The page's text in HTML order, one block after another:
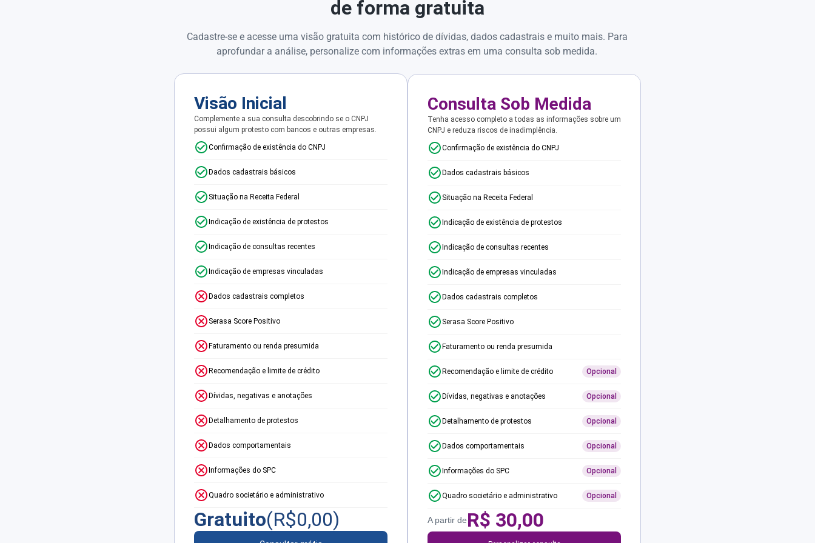
de forma gratuita
Cadastre-se e acesse uma visão gratuita com histórico de dívidas, dados cadastrais e muito mais. Para
aprofundar a análise, personalize com informações extras em uma consulta sob medida.
Visão Inicial
Complemente a sua consulta descobrindo se o CNPJ
possui algum protesto com bancos e outras empresas.
Confirmação de existência do CNPJ
Dados cadastrais básicos
Situação na Receita Federal
Indicação de existência de protestos
Indicação de consultas recentes
Indicação de empresas vinculadas
Dados cadastrais completos
Serasa Score Positivo
Faturamento ou renda presumida
Recomendação e limite de crédito
Dívidas, negativas e anotações
Detalhamento de protestos
Dados comportamentais
Informações do SPC
Quadro societário e administrativo
Gratuito(R$0,00)
Consulta Sob Medida
Tenha acesso completo a todas as informações sobre um
CNPJ e reduza riscos de inadimplência.
Confirmação de existência do CNPJ
Dados cadastrais básicos
Situação na Receita Federal
Indicação de existência de protestos
Indicação de consultas recentes
Indicação de empresas vinculadas
Dados cadastrais completos
Serasa Score Positivo
Faturamento ou renda presumida
Recomendação e limite de crédito Opcional
Dívidas, negativas e anotações Opcional
Detalhamento de protestos Opcional
Dados comportamentais Opcional
Informações do SPC Opcional
Quadro societário e administrativo Opcional
A partir deR$ 30,00